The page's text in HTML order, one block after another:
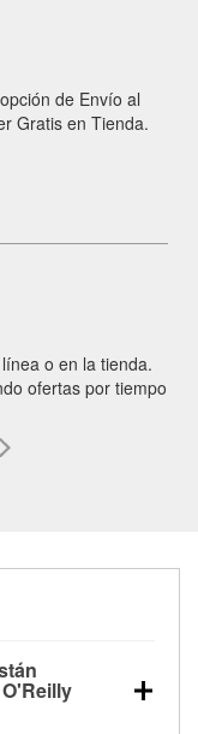
de Envío al
Gratis en Tienda.
o en la tienda.
ofertas por tiempo